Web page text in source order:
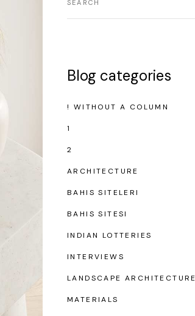
Blog categories
! WITHOUT A COLUMN
1
2
ARCHITECTURE
BAHIS SITELERI
BAHIS SITESI
INDIAN LOTTERIES
INTERVIEWS
LANDSCAPE ARCHITECTURE
MATERIALS